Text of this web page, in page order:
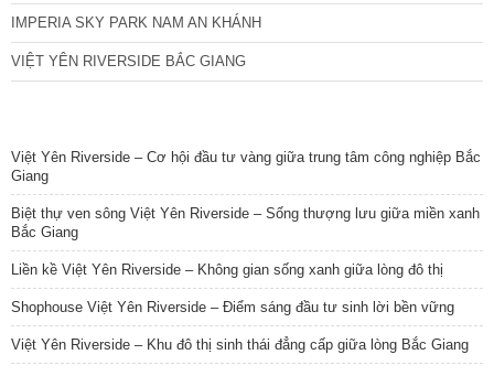
IMPERIA SKY PARK NAM AN KHÁNH
VIỆT YÊN RIVERSIDE BẮC GIANG
Việt Yên Riverside – Cơ hội đầu tư vàng giữa trung tâm công nghiệp Bắc
Giang
Biệt thự ven sông Việt Yên Riverside – Sống thượng lưu giữa miền xanh
Bắc Giang
Liền kề Việt Yên Riverside – Không gian sống xanh giữa lòng đô thị
Shophouse Việt Yên Riverside – Điểm sáng đầu tư sinh lời bền vững
Việt Yên Riverside – Khu đô thị sinh thái đẳng cấp giữa lòng Bắc Giang